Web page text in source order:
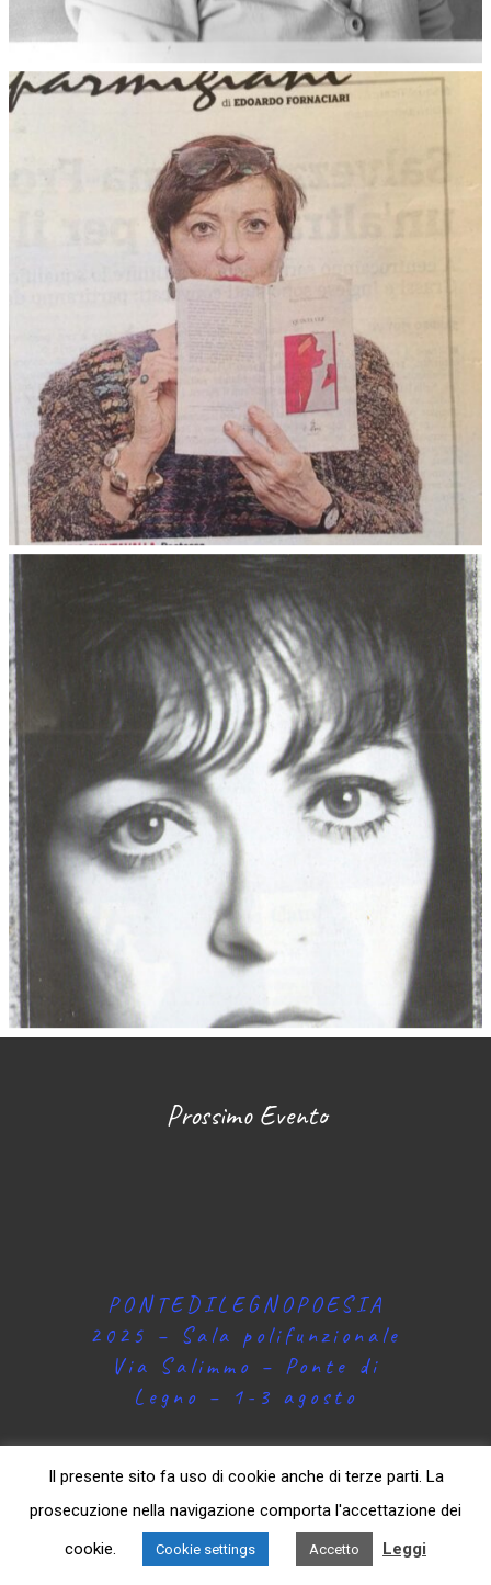
Prossimo Evento
PONTEDILEGNOPOESIA
2025 – Sala polifunzionale
Via Salimmo – Ponte di
Legno – 1-3 agosto
Il presente sito fa uso di cookie anche di terze parti. La
prosecuzione nella navigazione comporta l'accettazione dei
cookie.
Cookie settings Accetto Leggi